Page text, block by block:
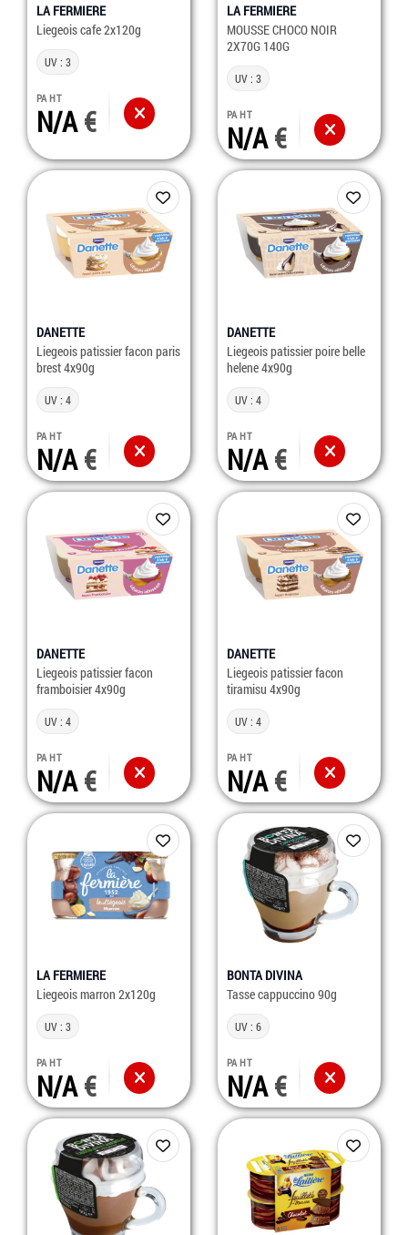
LA FERMIERE
Liegeois cafe 2x120g
UV : 3
PA HT
N/A
LA FERMIERE
MOUSSE CHOCO NOIR
2X70G 140G
UV : 3
PA HT
N/A
DANETTE
Liegeois patissier facon paris
brest 4x90g
UV : 4
PA HT
N/A
DANETTE
Liegeois patissier poire belle
helene 4x90g
UV : 4
PA HT
N/A
DANETTE
Liegeois patissier facon
framboisier 4x90g
UV : 4
PA HT
N/A
DANETTE
Liegeois patissier facon
tiramisu 4x90g
UV : 4
PA HT
N/A
LA FERMIERE
Liegeois marron 2x120g
UV : 3
PA HT
N/A
BONTA DIVINA
Tasse cappuccino 90g
UV : 6
PA HT
N/A